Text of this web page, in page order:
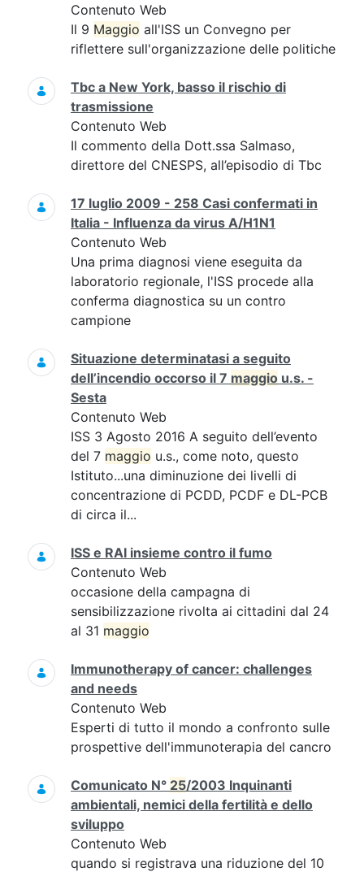
Contenuto Web
Il 9 Maggio all'ISS un Convegno per
riflettere sull'organizzazione delle politiche
Tbc a New York, basso il rischio di
trasmissione
Contenuto Web
Il commento della Dott.ssa Salmaso,
direttore del CNESPS, all’episodio di Tbc
17 luglio 2009 - 258 Casi confermati in
Italia - Influenza da virus A/H1N1
Contenuto Web
Una prima diagnosi viene eseguita da
laboratorio regionale, l'ISS procede alla
conferma diagnostica su un contro
campione
Situazione determinatasi a seguito
dell’incendio occorso il 7 maggio u.s. -
Sesta
Contenuto Web
ISS 3 Agosto 2016 A seguito dell’evento
del 7 maggio u.s., come noto, questo
Istituto...una diminuzione dei livelli di
concentrazione di PCDD, PCDF e DL-PCB
di circa il...
ISS e RAI insieme contro il fumo
Contenuto Web
occasione della campagna di
sensibilizzazione rivolta ai cittadini dal 24
al 31 maggio
Immunotherapy of cancer: challenges
and needs
Contenuto Web
Esperti di tutto il mondo a confronto sulle
prospettive dell'immunoterapia del cancro
Comunicato N° 25/2003 Inquinanti
ambientali, nemici della fertilità e dello
sviluppo
Contenuto Web
quando si registrava una riduzione del 10